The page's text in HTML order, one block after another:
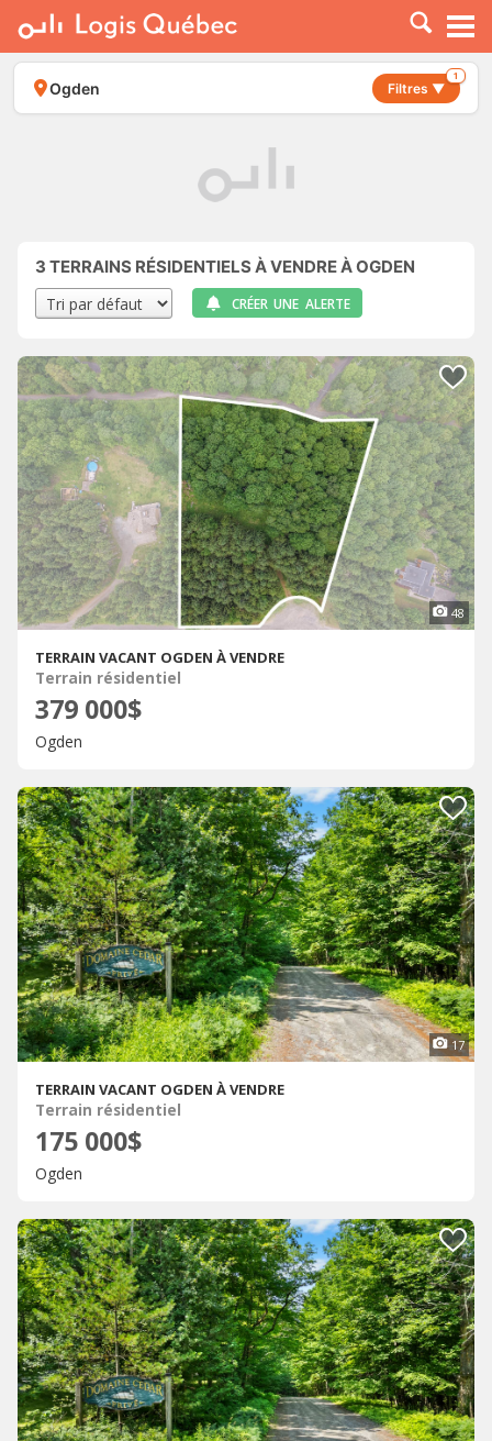
À LOUER
À VENDRE
PLACER UNE ANNONCE
Ogden Filtres ▼
1
3 TERRAINS RÉSIDENTIELS À VENDRE À OGDEN
CRÉER UNE ALERTE
48
TERRAIN VACANT OGDEN À VENDRE
Terrain résidentiel
379 000$
Ogden
17
TERRAIN VACANT OGDEN À VENDRE
Terrain résidentiel
175 000$
Ogden